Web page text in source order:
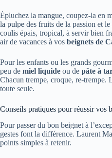
Épluchez la mangue, coupez-la en
la pulpe des fruits de la passion et
coulis épais, tropical, à servir bien
air de vacances à vos beignets de
Pour les enfants ou les grands
peu de miel liquide ou de pâte à
Chacun trempe, croque, re-trempe.
toute seule.
Conseils pratiques pour réussir vos
Pour passer du bon beignet à
gestes font la différence. Laurent
points simples à retenir.